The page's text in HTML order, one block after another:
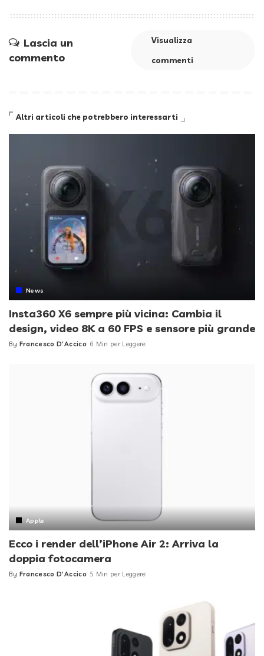
Lascia un
commento
Visualizza
commenti
Altri articoli che potrebbero interessarti
News
Insta360 X6 sempre più vicina: Cambia il
design, video 8K a 60 FPS e sensore più grande
Posted
By Francesco D'Accico 6 Min per Leggere
Apple
Ecco i render dell’iPhone Air 2: Arriva la
doppia fotocamera
Posted
By Francesco D'Accico 5 Min per Leggere